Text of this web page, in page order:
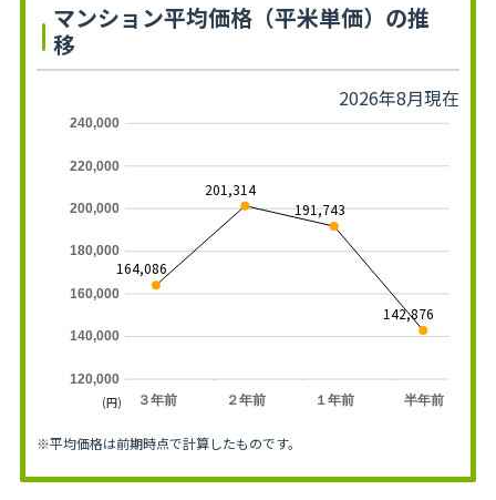
マンション平均価格（平米単価）の推
移
2026年8月現在
３年前 ２年前 １年前 半年前
120,000
140,000
160,000
180,000
200,000
220,000
240,000
164,086
201,314
191,743
142,876
(円)
※平均価格は前期時点で計算したものです。